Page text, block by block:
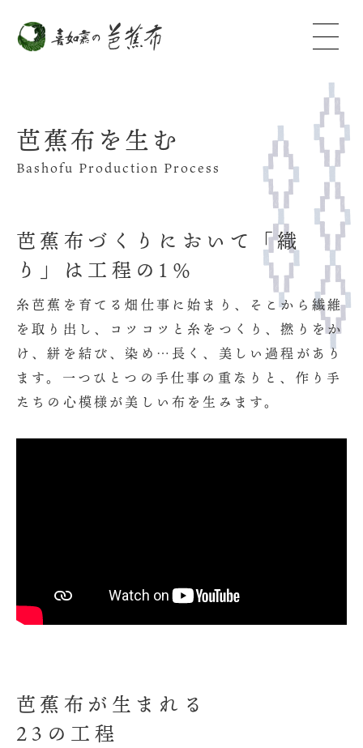
芭蕉布を生む
Bashofu Production Process
芭蕉布づくりにおいて「織
り」は工程の1％
糸芭蕉を育てる畑仕事に始まり、そこから繊維
を取り出し、コツコツと糸をつくり、撚りをか
け、絣を結び、染め…長く、美しい過程があり
ます。一つひとつの手仕事の重なりと、作り手
たちの心模様が美しい布を生みます。
芭蕉布が生まれる
23の工程